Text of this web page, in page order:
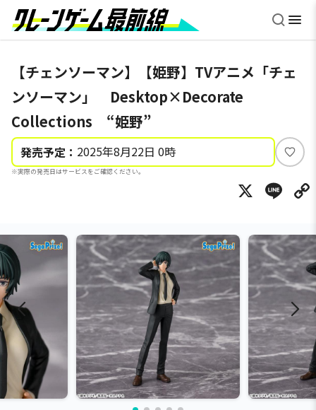
【チェンソーマン】【姫野】TVアニメ「チェ
ンソーマン」 Desktop×Decorate
Collections “姫野”
発売予定： 2025年8月22日 0時
※実際の発売日はサービスをご確認ください。
い
ね
X